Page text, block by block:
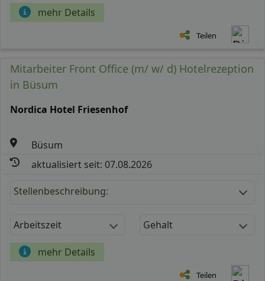
mehr Details
Teilen
Mitarbeiter Front Office (m/ w/ d) Hotelrezeption
in Büsum
Nordica Hotel Friesenhof
Büsum
aktualisiert seit: 07.08.2026
Stellenbeschreibung:
Arbeitszeit Gehalt
mehr Details
Teilen